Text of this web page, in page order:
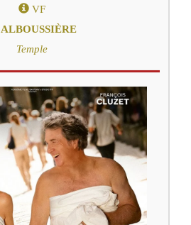
VF
ALBOUSSIÈRE
Temple